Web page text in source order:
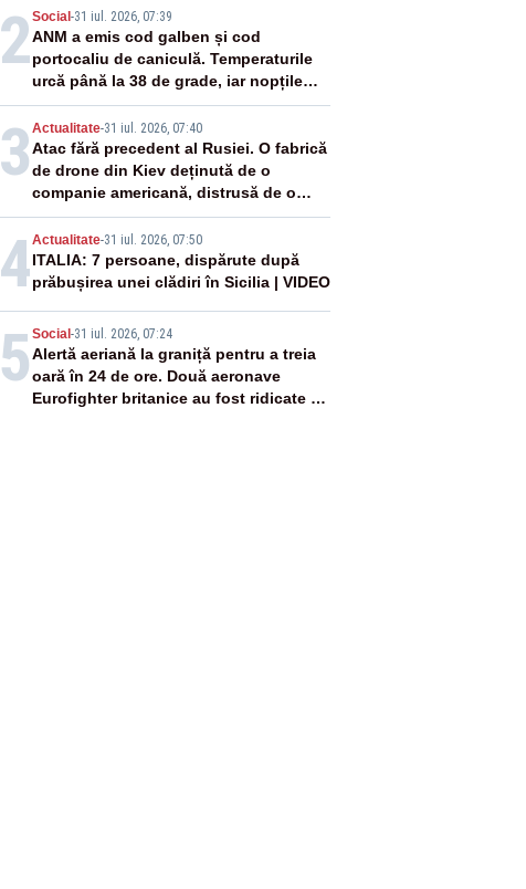
2Social -31 iul. 2026, 07:39
ANM a emis cod galben și cod
portocaliu de caniculă. Temperaturile
urcă până la 38 de grade, iar nopțile
devin tropicale
3 Actualitate-31 iul. 2026, 07:40
Atac fără precedent al Rusiei. O fabrică
de drone din Kiev deținută de o
companie americană, distrusă de o
rachetă rusească
4Actualitate-31 iul. 2026, 07:50
ITALIA: 7 persoane, dispărute după
prăbușirea unei clădiri în Sicilia | VIDEO
5 Social -31 iul. 2026, 07:24
Alertă aeriană la graniță pentru a treia
oară în 24 de ore. Două aeronave
Eurofighter britanice au fost ridicate de